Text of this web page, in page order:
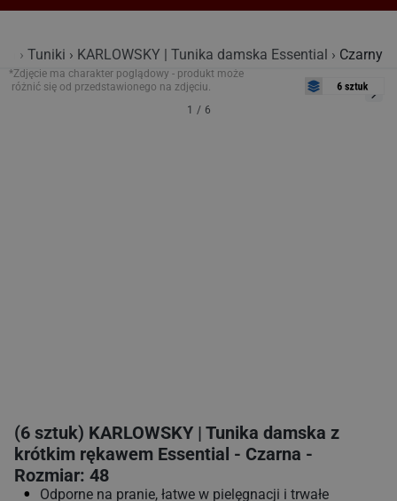
Tuniki KARLOWSKY | Tunika damska Essential Czarny
*Zdjęcie ma charakter poglądowy - produkt może
różnić się od przedstawionego na zdjęciu.
1 / 6
(6 sztuk) KARLOWSKY | Tunika damska z
krótkim rękawem Essential - Czarna -
Rozmiar: 48
Odporne na pranie, łatwe w pielęgnacji i trwałe